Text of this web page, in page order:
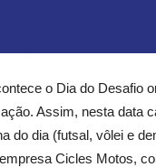
o Dia do Desafio
Assim, nesta data
do dia (futsal, vôlei e
Cicles Motos,